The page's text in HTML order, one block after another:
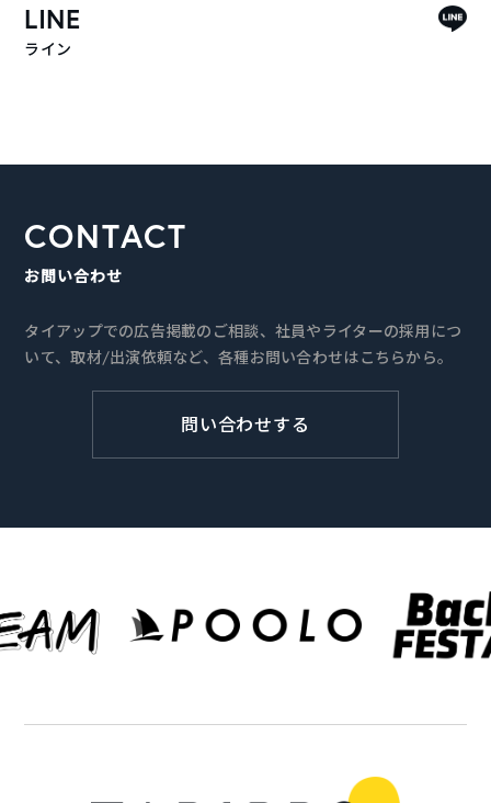
LINE
ライン
CONTACT
お問い合わせ
タイアップでの広告掲載のご相談、社員やライターの採用につ
いて、取材/出演依頼など、各種お問い合わせはこちらから。
問い合わせする